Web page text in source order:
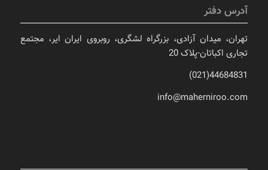
آدرس دفتر
تهران، میدان آزادی، بزرگراه لشگری، روبروی ایران ایر، مجتمع
تجاری اکباتان-پلاک 20
44684831(021)
info@maherniroo.com